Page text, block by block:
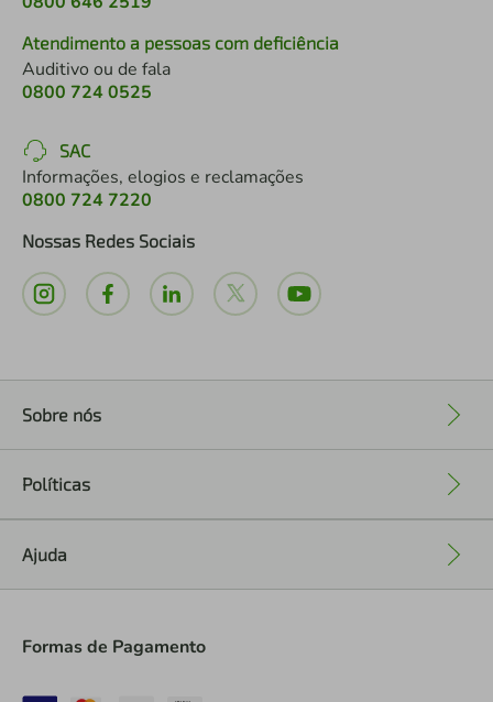
Atendimento a pessoas com deficiência
Auditivo ou de fala
0800 724 0525
SAC
Informações, elogios e reclamações
0800 724 7220
Nossas Redes Sociais
Sobre nós
Políticas
Ajuda
Formas de Pagamento